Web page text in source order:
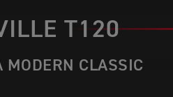
T120
MODERN CLASSIC